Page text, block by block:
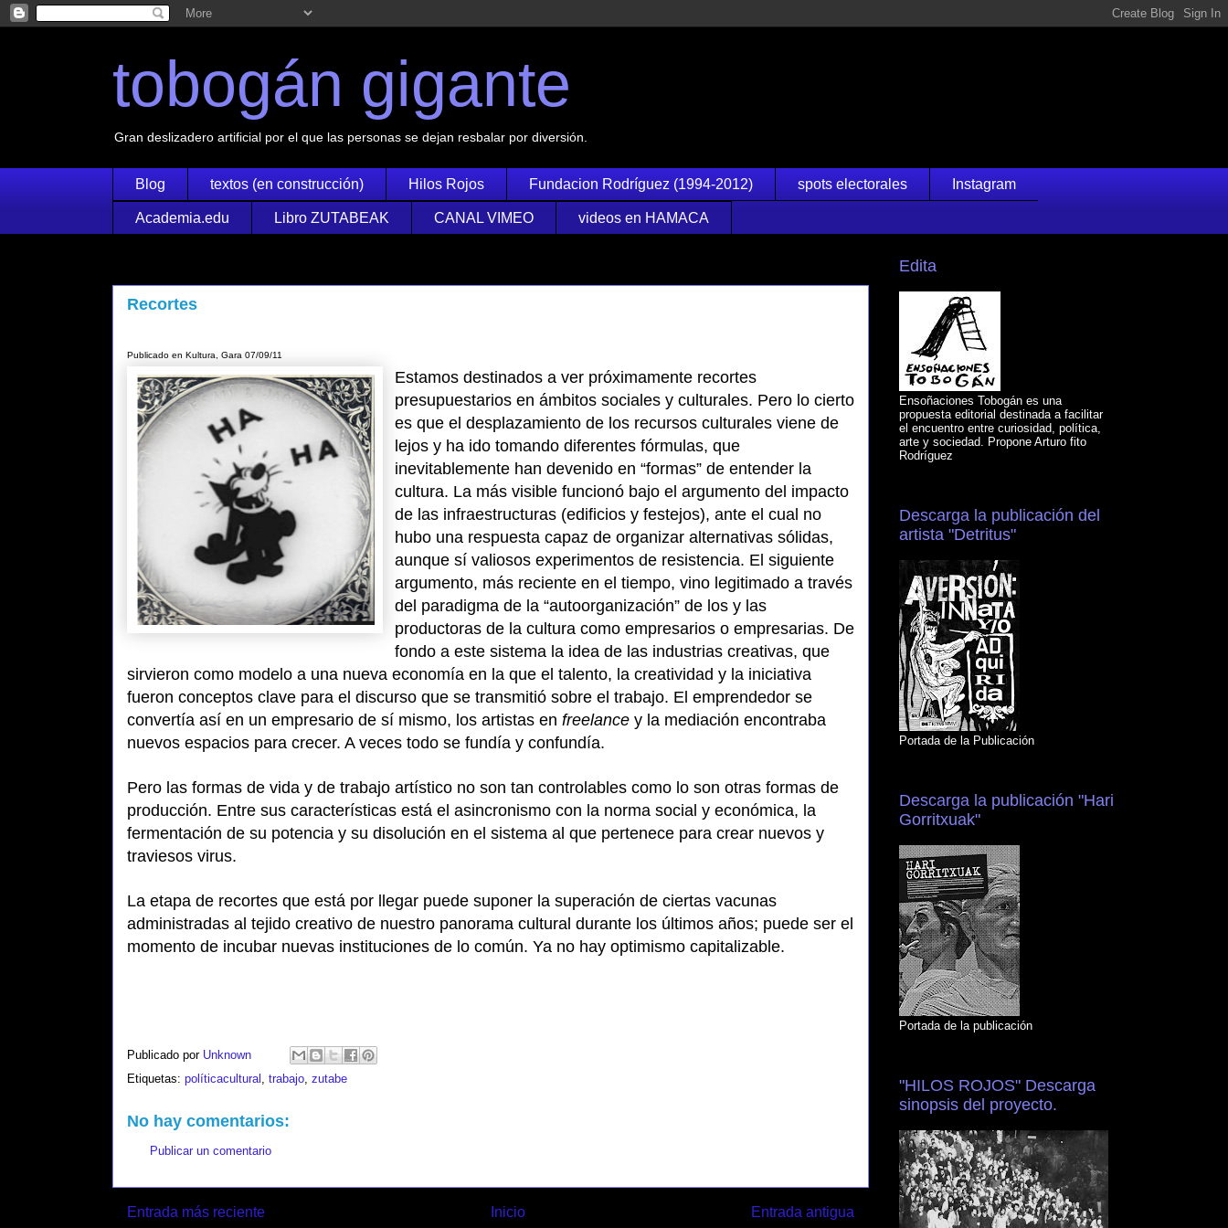
tobogán gigante
Gran deslizadero artificial por el que las personas se dejan resbalar por diversión.
Blog textos (en construcción) Hilos Rojos Fundacion Rodríguez (1994-2012) spots electorales Instagram
Academia.edu Libro ZUTABEAK CANAL VIMEO videos en HAMACA
Recortes
Publicado en Kultura, Gara 07/09/11
Estamos destinados a ver próximamente recortes
presupuestarios en ámbitos sociales y culturales. Pero lo cierto
es que el desplazamiento de los recursos culturales viene de
lejos y ha ido tomando diferentes fórmulas, que
inevitablemente han devenido en “formas” de entender la
cultura. La más visible funcionó bajo el argumento del impacto
de las infraestructuras (edificios y festejos), ante el cual no
hubo una respuesta capaz de organizar alternativas sólidas,
aunque sí valiosos experimentos de resistencia. El siguiente
argumento, más reciente en el tiempo, vino legitimado a través
del paradigma de la “autoorganización” de los y las
productoras de la cultura como empresarios o empresarias. De
fondo a este sistema la idea de las industrias creativas, que
sirvieron como modelo a una nueva economía en la que el talento, la creatividad y la iniciativa
fueron conceptos clave para el discurso que se transmitió sobre el trabajo. El emprendedor se
convertía así en un empresario de sí mismo, los artistas en freelance y la mediación encontraba
nuevos espacios para crecer. A veces todo se fundía y confundía.
Pero las formas de vida y de trabajo artístico no son tan controlables como lo son otras formas de
producción. Entre sus características está el asincronismo con la norma social y económica, la
fermentación de su potencia y su disolución en el sistema al que pertenece para crear nuevos y
traviesos virus.
La etapa de recortes que está por llegar puede suponer la superación de ciertas vacunas
administradas al tejido creativo de nuestro panorama cultural durante los últimos años; puede ser el
momento de incubar nuevas instituciones de lo común. Ya no hay optimismo capitalizable.
Publicado por Unknown
Etiquetas: políticacultural , trabajo, zutabe
No hay comentarios:
Publicar un comentario
Entrada más reciente Entrada antigua
Inicio
Edita
Ensoñaciones Tobogán es una
propuesta editorial destinada a facilitar
el encuentro entre curiosidad, política,
arte y sociedad. Propone Arturo fito
Rodríguez
Descarga la publicación del
artista "Detritus"
Portada de la Publicación
Descarga la publicación "Hari
Gorritxuak"
Portada de la publicación
"HILOS ROJOS" Descarga
sinopsis del proyecto.